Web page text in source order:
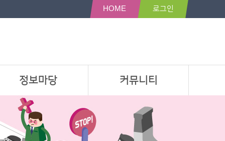
HOME 로그인
정보마당 커뮤니티